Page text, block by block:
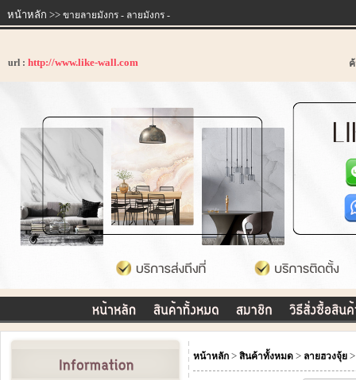
หน้าหลัก >> ขายลายมังกร - ลายมังกร -
url : http://www.like-wall.com
หน้าหลัก > สินค้าทั้งหมด > ลายฮวงจุ้ย